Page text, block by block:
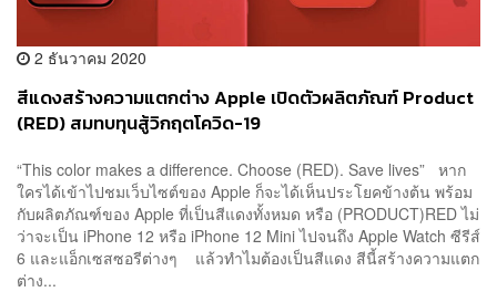
2 ธันวาคม 2020
สีแดงสร้างความแตกต่าง Apple เปิดตัวผลิตภัณฑ์ Product
(RED) สมทบทุนสู้วิกฤตโควิด-19
“This color makes a difference. Choose (RED). Save lives” หาก
ใครได้เข้าไปชมเว็บไซต์ของ Apple ก็จะได้เห็นประโยคข้างต้น พร้อม
กับผลิตภัณฑ์ของ Apple ที่เป็นสีแดงทั้งหมด หรือ (PRODUCT)RED ไม่
ว่าจะเป็น iPhone 12 หรือ iPhone 12 Mini ไปจนถึง Apple Watch ซีรีส์
6 และแอ็กเซสซอรีต่างๆ แล้วทำไมต้องเป็นสีแดง สีนี้สร้างความแตก
ต่าง...